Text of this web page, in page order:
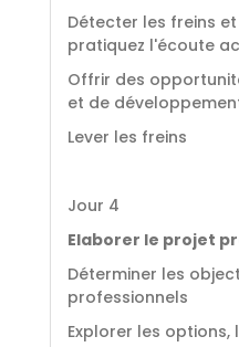
Détecter les freins
pratiquez l'écoute
Offrir des
et de
Lever les freins
Jour 4
Elaborer le projet
Déterminer les
professionnels
Explorer les